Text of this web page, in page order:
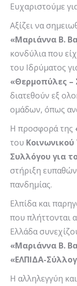
Ευχαριστούμε
Αξίζει να
«Μαριάννα Β.
κονδύλια που
του Ιδρύματος
«Θερμοπύλες –
διατεθούν εξ
ομάδων, όπως
Η προσφορά της
του
Συλλόγου για
στήριξη
πανδημίας.
Ελπίδα και
που πλήττονται
Ελλάδα
«Μαριάννα Β.
«ΕΛΠΙΔΑ-
Η αλληλεγγύη